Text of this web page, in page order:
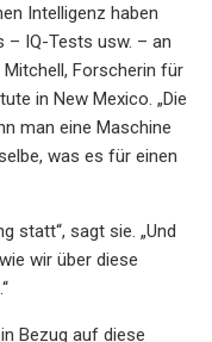
Intelligenz haben
– IQ-Tests usw. – an
Forscherin für
in New Mexico. „Die
man eine Maschine
was es für einen
statt“, sagt sie. „Und
wir über diese
Bezug auf diese